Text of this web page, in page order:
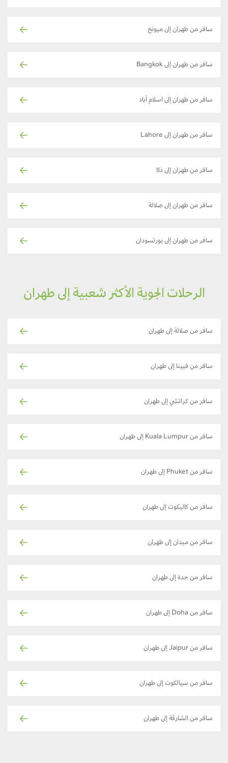
سافر من طهران إلى ميونخ
سافر من طهران إلى Bangkok
سافر من طهران إلى اسلام آباد
سافر من طهران إلى Lahore
سافر من طهران إلى دكا
سافر من طهران إلى صلالة
سافر من طهران إلى بورتسودان
الرحلات الجوية الأكثر شعبية إلى طهران
سافر من صلالة إلى طهران
سافر من فيينا إلى طهران
سافر من كراتشي إلى طهران
سافر من Kuala Lumpur إلى طهران
سافر من Phuket إلى طهران
سافر من كاليكوت إلى طهران
سافر من ميدان إلى طهران
سافر من جدة إلى طهران
سافر من Doha إلى طهران
سافر من Jaipur إلى طهران
سافر من سيالكوت إلى طهران
سافر من الشارقة إلى طهران